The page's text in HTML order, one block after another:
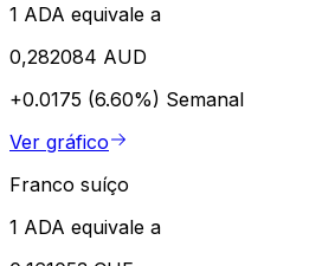
1 ADA equivale a
0,282084 AUD
+0.0175 (6.60%) Semanal
Ver gráfico
Franco suíço
1 ADA equivale a